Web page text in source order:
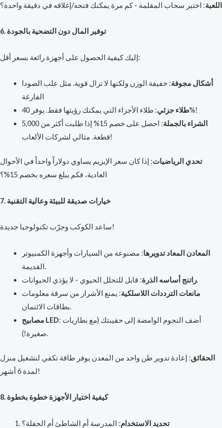
اللعبة: اختبر سحاب المقلمة - كم مرة يمكنك فتحه/إغلاقه في دقيقة واحدة؟
6. توفير المال دون التضحية بالجودة
إليك كيفية الحصول على أجهزة رائعة بسعر أقل:
أشكال مجوفة: خفيفة الوزن ولكنها لا تزال قوية. مثل علب الصودا
الفارغة
طلاء جزئي: طلاء الأجزاء التي يمكنك رؤيتها فقط. يوفر 40%!
الشراء بالجملة
: احصل على خصم 15% إذا طلبت أكثر من 5,000
قطعة. مثالي لشركات الألعاب!
تحدي الرياضيات: إذا كان سعر الإبزيم يساوي دولاراً واحداً في الأحوال
العادية، فكم يبلغ سعره بخصم 15%؟
7. خيارات صديقة للبيئة وعالية التقنية
ساعد الكوكب وجرّب تكنولوجيا جديدة!
المعادن المعاد تدويرها: مصنوعة من السيارات وأجهزة الكمبيوتر
القديمة.
راتنج أساسه الذرة: قابل للتحلل الحيوي - لا يؤذي الحيوانات.
مانعات الترددات اللاسلكية: يمنع الأشرار من سرقة معلومات
بطاقات الائتمان.
مصابيح LED: أضف النجوم الوامضة إلى حقيبتك (مع بطاريات
صغيرة!).
الحقائق: إعادة تدوير طن واحد من المعدن يوفر طاقة تكفي لتشغيل منزل
لمدة 6 أشهر!
8. كيفية اختيار الأجهزة خطوة بخطوة
تحديد الاستخدام: المدرسة أم الشاطئ أم الحفلة؟